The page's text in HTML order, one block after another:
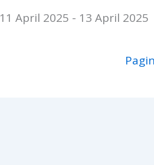
11 April 2025 - 13 April 2025